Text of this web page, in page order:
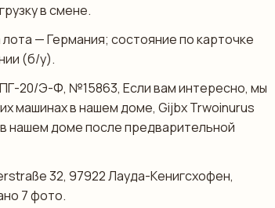
в смене.
— Германия; состояние по карточке
(б/у).
20/Э-Ф, №15863, Если вам интересно, мы
машинах в нашем доме, Gijbx Trwoinurus
нашем доме после предварительной
32, 97922 Лауда-Кенигсхофен,
7 фото.